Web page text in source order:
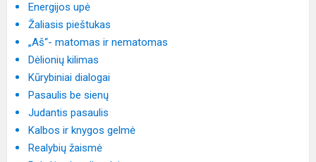
Energijos upė
Žaliasis pieštukas
„Aš“- matomas ir nematomas
Dėlionių kilimas
Kūrybiniai dialogai
Pasaulis be sienų
Judantis pasaulis
Kalbos ir knygos gelmė
Realybių žaismė